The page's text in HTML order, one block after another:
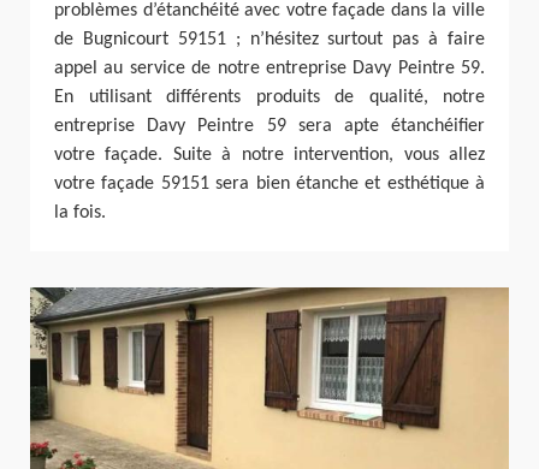
problèmes d’étanchéité avec votre façade dans la ville
de Bugnicourt 59151 ; n’hésitez surtout pas à faire
appel au service de notre entreprise Davy Peintre 59.
En utilisant différents produits de qualité, notre
entreprise Davy Peintre 59 sera apte étanchéifier
votre façade. Suite à notre intervention, vous allez
votre façade 59151 sera bien étanche et esthétique à
la fois.